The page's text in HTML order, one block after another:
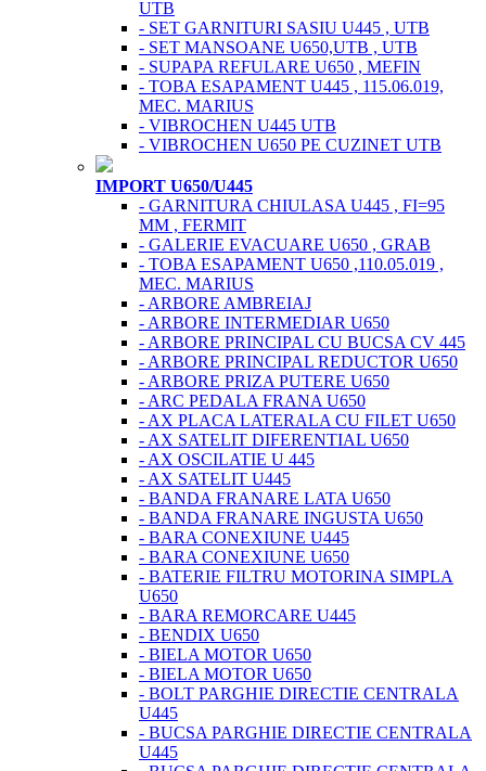
UTB
- SET GARNITURI SASIU U445 , UTB
- SET MANSOANE U650,UTB , UTB
- SUPAPA REFULARE U650 , MEFIN
- TOBA ESAPAMENT U445 , 115.06.019,
MEC. MARIUS
- VIBROCHEN U445 UTB
- VIBROCHEN U650 PE CUZINET UTB
IMPORT U650/U445
- GARNITURA CHIULASA U445 , FI=95
MM , FERMIT
- GALERIE EVACUARE U650 , GRAB
- TOBA ESAPAMENT U650 ,110.05.019 ,
MEC. MARIUS
- ARBORE AMBREIAJ
- ARBORE INTERMEDIAR U650
- ARBORE PRINCIPAL CU BUCSA CV 445
- ARBORE PRINCIPAL REDUCTOR U650
- ARBORE PRIZA PUTERE U650
- ARC PEDALA FRANA U650
- AX PLACA LATERALA CU FILET U650
- AX SATELIT DIFERENTIAL U650
- AX OSCILATIE U 445
- AX SATELIT U445
- BANDA FRANARE LATA U650
- BANDA FRANARE INGUSTA U650
- BARA CONEXIUNE U445
- BARA CONEXIUNE U650
- BATERIE FILTRU MOTORINA SIMPLA
U650
- BARA REMORCARE U445
- BENDIX U650
- BIELA MOTOR U650
- BIELA MOTOR U650
- BOLT PARGHIE DIRECTIE CENTRALA
U445
- BUCSA PARGHIE DIRECTIE CENTRALA
U445